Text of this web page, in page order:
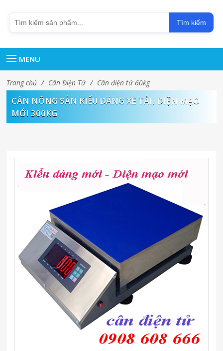
Tìm kiếm
MENU
Trang chủ / Cân Điện Tử / Cân điện tử 60kg
CÂN NÔNG SẢN KIỂU DÁNG XE TẢI, DIỆN MẠO
MỚI 300KG